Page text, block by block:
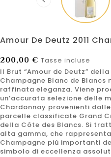
Amour De Deutz 2011
200,00 € Tasse incluse
Il Brut “Amour de Deutz”
Champagne Blanc de Blancs
raffinata eleganza. Viene
un’accurata selezione delle
Chardonnay provenienti
parcelle classificate Grand
della Côte des Blancs. Si
alta gamma, che
Champagne più importanti
simbolo di eccellenza